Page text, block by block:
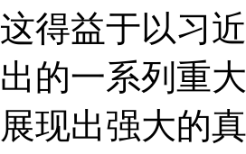
这得益于以习
出的一系列重
展现出强大的